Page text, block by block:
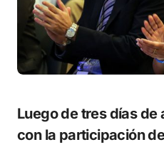
Luego de tres días de amplios debates y
con la participación